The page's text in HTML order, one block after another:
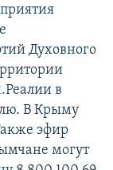
Духовного
в
В Крыму
эфир
могут